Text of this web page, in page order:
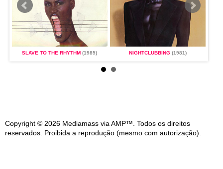
SLAVE TO THE RHYTHM (1985) NIGHTCLUBBING(1981)
Copyright © 2026 Mediamass via AMP™. Todos os direitos
reservados. Proibida a reprodução (mesmo com autorização).